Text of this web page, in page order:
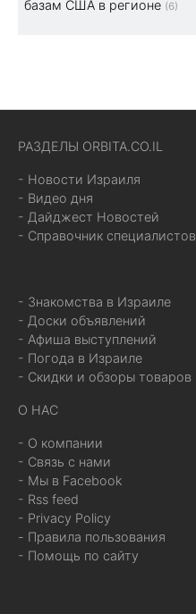
базам США в регионе (6)
РАЗДЕЛЫ ORBITA.CO.IL
- Новости Израиля
- Видео дня
- Дайджест Новостей
- Справочник специалистов
- Знакомства в Израиле
- Доски объявлений
- Афиша выступлений
- Погода в Израиле
- Скидки и обзоры товаров
О НАС
- О компании
- Связь с нами
- Мы в Facebook
- Rss feed
- Privacy Policy
- Правила пользования
- Помощь по сайту